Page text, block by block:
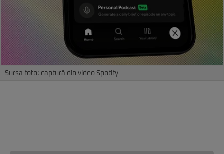
Sursa foto: captură din video Spotify